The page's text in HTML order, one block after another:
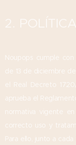
Noupops cumple
de 13 de diciembre
el Real Decreto
aprueba el
normativa vigente
correcto uso y
Para ello, junto a